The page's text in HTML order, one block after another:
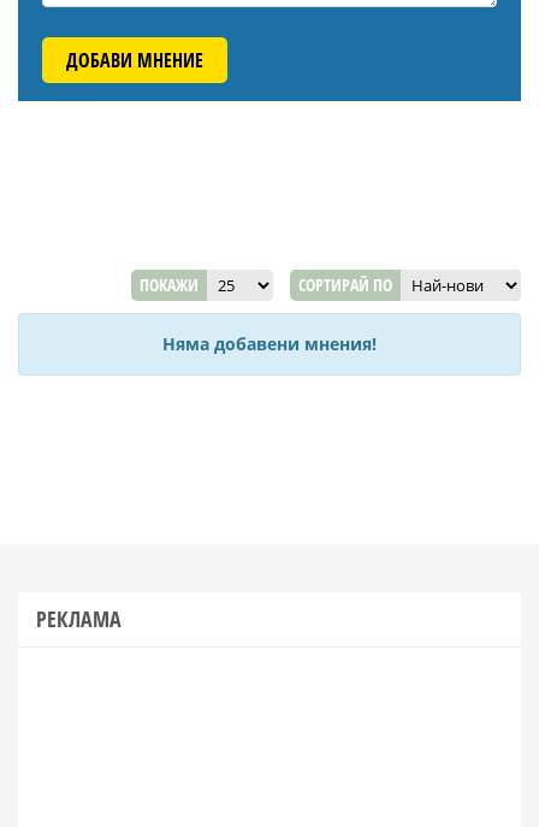
ДОБАВИ МНЕНИЕ
ПОКАЖИ СОРТИРАЙ ПО
Няма добавени мнения!
РЕКЛАМА